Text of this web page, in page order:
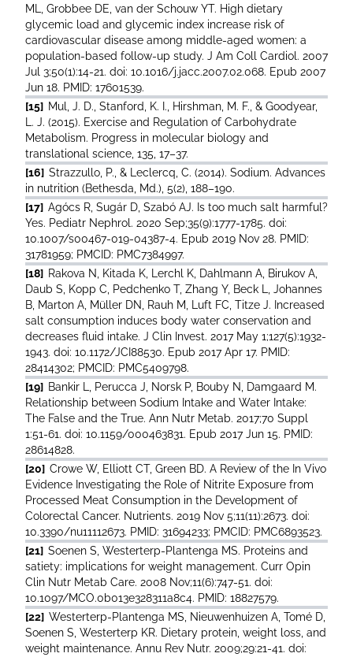
ML, Grobbee DE, van der Schouw YT. High dietary
glycemic load and glycemic index increase risk of
cardiovascular disease among middle-aged women: a
population-based follow-up study. J Am Coll Cardiol. 2007
Jul 3;50(1):14-21. doi: 10.1016/j.jacc.2007.02.068. Epub 2007
Jun 18. PMID: 17601539.
[15] Mul, J. D., Stanford, K. I., Hirshman, M. F., & Goodyear,
L. J. (2015). Exercise and Regulation of Carbohydrate
Metabolism. Progress in molecular biology and
translational science, 135, 17–37.
[16] Strazzullo, P., & Leclercq, C. (2014). Sodium. Advances
in nutrition (Bethesda, Md.), 5(2), 188–190.
[17] Agócs R, Sugár D, Szabó AJ. Is too much salt harmful?
Yes. Pediatr Nephrol. 2020 Sep;35(9):1777-1785. doi:
10.1007/s00467-019-04387-4. Epub 2019 Nov 28. PMID:
31781959; PMCID: PMC7384997.
[18] Rakova N, Kitada K, Lerchl K, Dahlmann A, Birukov A,
Daub S, Kopp C, Pedchenko T, Zhang Y, Beck L, Johannes
B, Marton A, Müller DN, Rauh M, Luft FC, Titze J. Increased
salt consumption induces body water conservation and
decreases fluid intake. J Clin Invest. 2017 May 1;127(5):1932-
1943. doi: 10.1172/JCI88530. Epub 2017 Apr 17. PMID:
28414302; PMCID: PMC5409798.
[19] Bankir L, Perucca J, Norsk P, Bouby N, Damgaard M.
Relationship between Sodium Intake and Water Intake:
The False and the True. Ann Nutr Metab. 2017;70 Suppl
1:51-61. doi: 10.1159/000463831. Epub 2017 Jun 15. PMID:
28614828.
[20] Crowe W, Elliott CT, Green BD. A Review of the In Vivo
Evidence Investigating the Role of Nitrite Exposure from
Processed Meat Consumption in the Development of
Colorectal Cancer. Nutrients. 2019 Nov 5;11(11):2673. doi:
10.3390/nu11112673. PMID: 31694233; PMCID: PMC6893523.
[21] Soenen S, Westerterp-Plantenga MS. Proteins and
satiety: implications for weight management. Curr Opin
Clin Nutr Metab Care. 2008 Nov;11(6):747-51. doi:
10.1097/MCO.0b013e328311a8c4. PMID: 18827579.
[22] Westerterp-Plantenga MS, Nieuwenhuizen A, Tomé D,
Soenen S, Westerterp KR. Dietary protein, weight loss, and
weight maintenance. Annu Rev Nutr. 2009;29:21-41. doi: